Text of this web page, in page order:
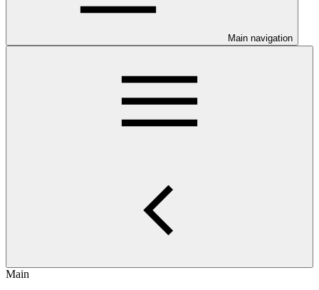
Main navigation
Main